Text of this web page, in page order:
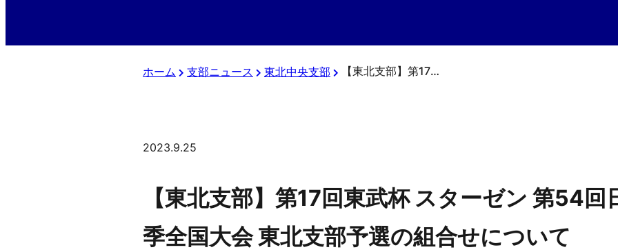
ホーム 支部ニュース 東北中央支部 【東北支部】第17回東武杯 スターゼン 第54回日本少年野球 春季全国大会 東北支部予選の組合せについて
2023.9.25
【東北支部】第17回東武杯 スターゼン 第54回
季全国大会 東北支部予選の組合せについて